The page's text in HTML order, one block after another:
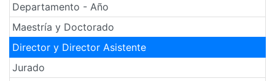
Departamento - Año
Maestría y Doctorado
Director y Director Asistente
Jurado